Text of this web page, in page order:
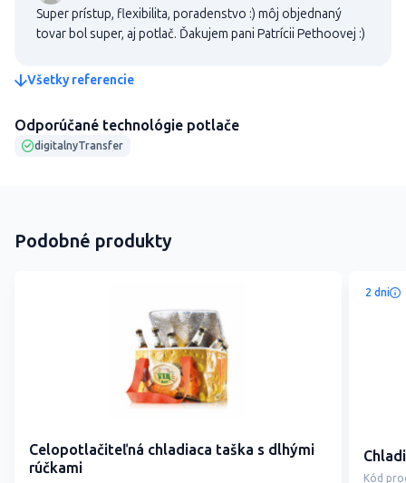
Super prístup, flexibilita, poradenstvo :) môj objednaný
tovar bol super, aj potlač. Ďakujem pani Patrícii Pethoovej :)
Všetky referencie
Odporúčané technológie potlače
digitalnyTransfer
Podobné produkty
Celopotlačiteľná chladiaca taška s dlhými
rúčkami
2 dni
Kód